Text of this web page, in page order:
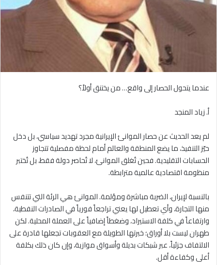
عندما يتحول الحصار إلى واقع… من يختنق أولاً؟
أ. زياد المنجد
لم يعد الحديث عن حصار الموانئ الإيرانية مجرد تهديد سياسي، بل دخل
حيّز التنفيذ، ما يضع المنطقة والعالم أمام لحظة مفصلية تتجاوز
الحسابات التقليدية. فحين تُغلق الموانئ، لا تُحاصر دولة فقط، بل تُختبر
منظومة اقتصادية عالمية مترابطة.
بالنسبة لإيران، الضربة مباشرة ومؤلمة. الموانئ هي الرئة التي تتنفس
منها التجارة، وأي تعطيل لها يعني تراجعاً فورياً في الصادرات النفطية،
وارتفاعاً في كلفة الاستيراد، وضغطاً إضافياً على العملة المحلية. لكن
طهران ليست بلا أوراق؛ خبرتها الطويلة مع العقوبات تجعلها قادرة على
الالتفاف جزئياً، عبر شبكات بديلة وأسواق موازية، وإن كان ذلك بكلفة
أعلى وكفاءة أقل.